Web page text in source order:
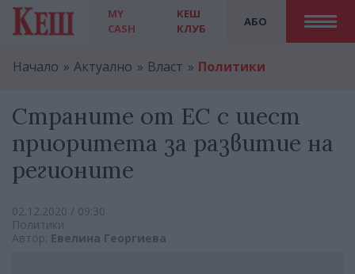
MY
CASH
АБО
КЕШ
КЛУБ
Начало Актуално Власт Политики
Страните от ЕС с шест
приоритета за развитие на
регионите
02.12.2020 / 09:30
Политики
Автор: Евелина Георгиева